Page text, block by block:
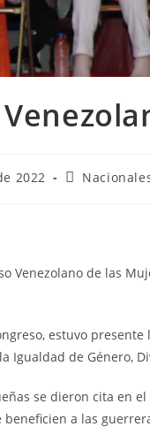
2022
Venezolano de las
estuvo
Igualdad de Género,
se dieron cita en
a las